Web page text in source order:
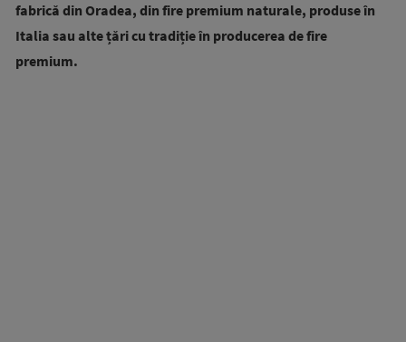
fabrică din Oradea, din fire premium naturale, produse în
Italia sau alte țări cu tradiție în producerea de fire
premium.